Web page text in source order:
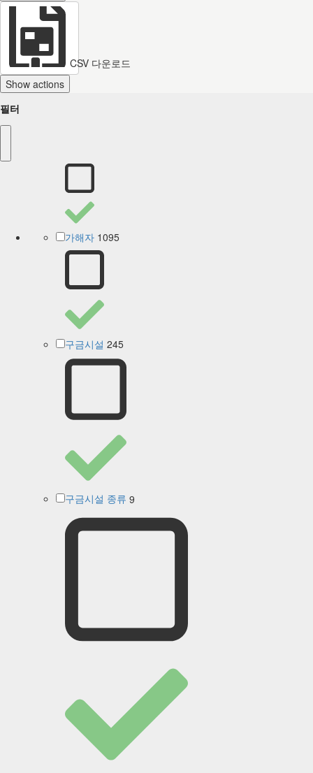
CSV 다운로드
Show actions
필터
가해자 1095
구금시설 245
구금시설 종류 9